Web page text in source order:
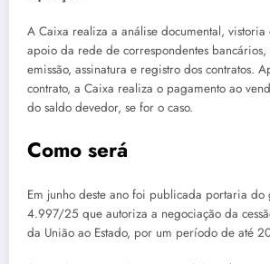
A Caixa realiza a análise documental,
apoio da rede de correspondentes
emissão, assinatura e registro dos contratos.
contrato, a Caixa realiza o pagamento ao
do saldo devedor, se for o caso.
Como será
Em junho deste ano foi publicada portaria do
4.997/25 que autoriza a negociação da
da União ao Estado, por um período de até